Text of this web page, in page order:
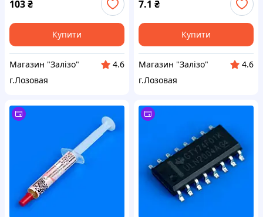
103₴
Купити
Магазин "Залізо"
4.6
г.Лозовая
7.1 ₴
Купити
Магазин "Залізо"
4.6
г.Лозовая